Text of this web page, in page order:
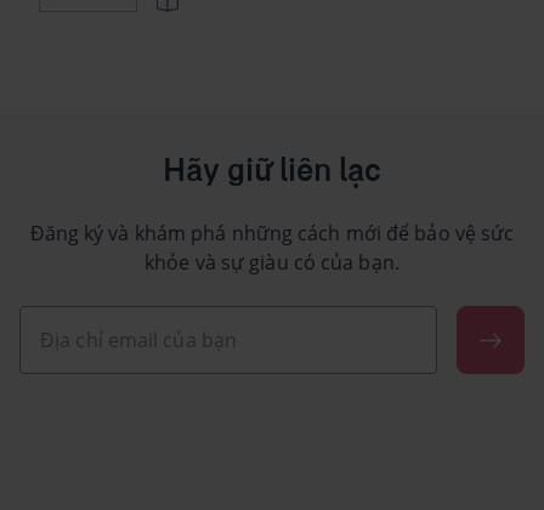
Hãy giữ liên lạc
Đăng ký và khám phá những cách mới để bảo vệ sức
khỏe và sự giàu có của bạn.